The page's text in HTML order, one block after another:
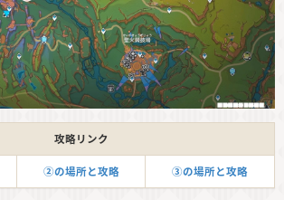
攻略リンク
②の場所と攻略 ③の場所と攻略